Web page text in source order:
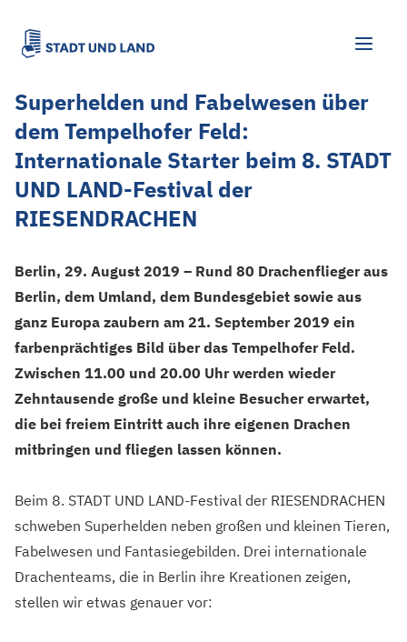
Superhelden und Fabelwesen über
dem Tempelhofer Feld:
Internationale Starter beim 8. STADT
UND LAND-Festival der
RIESENDRACHEN
Berlin, 29. August 2019 – Rund 80 Drachenflieger aus
Berlin, dem Umland, dem Bundesgebiet sowie aus
ganz Europa zaubern am 21. September 2019 ein
farbenprächtiges Bild über das Tempelhofer Feld.
Zwischen 11.00 und 20.00 Uhr werden wieder
Zehntausende große und kleine Besucher erwartet,
die bei freiem Eintritt auch ihre eigenen Drachen
mitbringen und fliegen lassen können.
Beim 8. STADT UND LAND-Festival der RIESENDRACHEN
schweben Superhelden neben großen und kleinen Tieren,
Fabelwesen und Fantasiegebilden. Drei internationale
Drachenteams, die in Berlin ihre Kreationen zeigen,
stellen wir etwas genauer vor: